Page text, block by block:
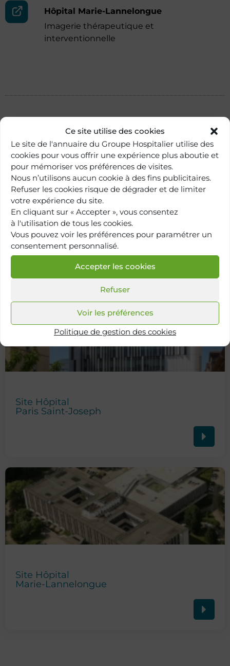
Ce site utilise des cookies
Le site de l'annuaire du Groupe Hospitalier utilise des
cookies pour vous offrir une expérience plus aboutie et
pour mémoriser vos préférences de visites.
Nous n’utilisons aucun cookie à des fins publicitaires.
Refuser les cookies risque de dégrader et de limiter
votre expérience du site.
En cliquant sur « Accepter », vous consentez
à l'utilisation de tous les cookies.
Vous pouvez voir les préférences pour paramétrer un
consentement personnalisé.
Accepter les cookies
Refuser
Voir les préférences
Politique de gestion des cookies
Hôpital Marie-Lannelongue
Imagerie thérapeutique et
interventionnelle
Retour à
l'annuaire
Site Hôpital
Paris Saint-Joseph
Site Hôpital
Marie-Lannelongue